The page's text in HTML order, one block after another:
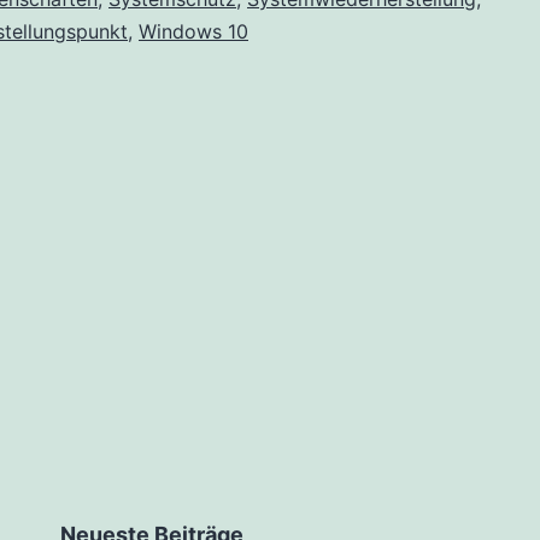
in
Windows
, Windows 10
Neueste Beiträge